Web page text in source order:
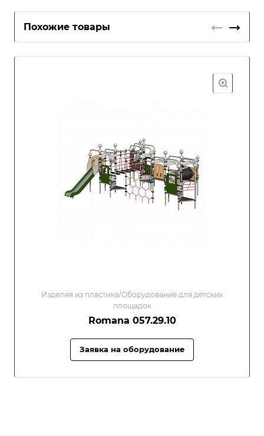
Похожие товары
Изделия из пластика/Оборудование для детских
площадок
Romana 057.29.10
Заявка на оборудование